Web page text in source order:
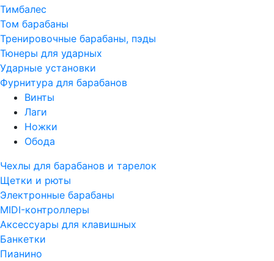
Тимбалес
Том барабаны
Тренировочные барабаны, пэды
Тюнеры для ударных
Ударные установки
Фурнитура для барабанов
Винты
Лаги
Ножки
Обода
Чехлы для барабанов и тарелок
Щетки и рюты
Электронные барабаны
MIDI-контроллеры
Аксессуары для клавишных
Банкетки
Пианино